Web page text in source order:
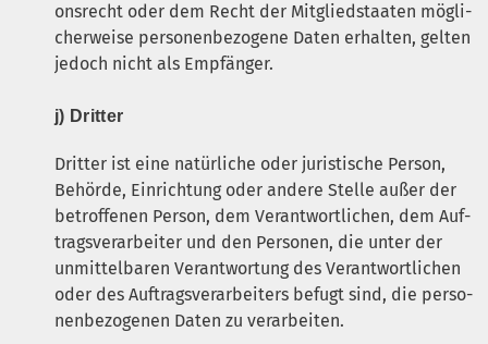
ons­recht oder dem Recht der Mit­glied­staa­ten mög­li­
cher­wei­se per­so­nen­be­zo­ge­ne Daten erhal­ten, gel­ten
jedoch nicht als Empfänger.
j) Drit­ter
Drit­ter ist eine natür­li­che oder juris­ti­sche Per­son,
Behör­de, Ein­rich­tung oder ande­re Stel­le außer der
betrof­fe­nen Per­son, dem Ver­ant­wort­li­chen, dem Auf­
trags­ver­ar­bei­ter und den Per­so­nen, die unter der
unmit­tel­ba­ren Ver­ant­wor­tung des Ver­ant­wort­li­chen
oder des Auf­trags­ver­ar­bei­ters befugt sind, die per­so­
nen­be­zo­ge­nen Daten zu verarbeiten.